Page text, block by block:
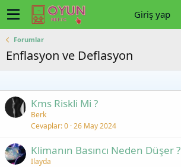
Giriş yap
Forumlar
Enflasyon ve Deflasyon
Kms Riskli Mi ?
Berk
Cevaplar 0 26 May 2024
Klimanın Basıncı Neden Düşer ?
Ilayda